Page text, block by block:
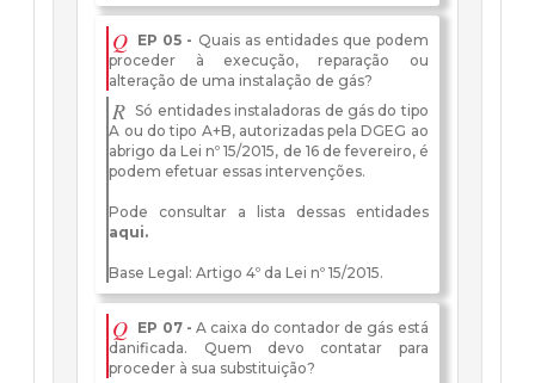
Q EP 05 - Quais as entidades que podem
proceder à execução, reparação ou
alteração de uma instalação de gás?
R Só entidades instaladoras de gás do tipo
A ou do tipo A+B, autorizadas pela DGEG ao
abrigo da Lei nº 15/2015, de 16 de fevereiro, é
podem efetuar essas intervenções.
Pode consultar a lista dessas entidades
aqui.
Base Legal: Artigo 4º da Lei nº 15/2015.
Q EP 07 - A caixa do contador de gás está
danificada. Quem devo contatar para
proceder à sua substituição?